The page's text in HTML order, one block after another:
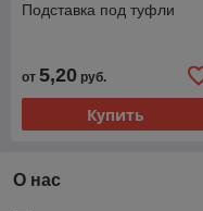
Подставка под туфли
от 5,20 руб.
Купить
О нас